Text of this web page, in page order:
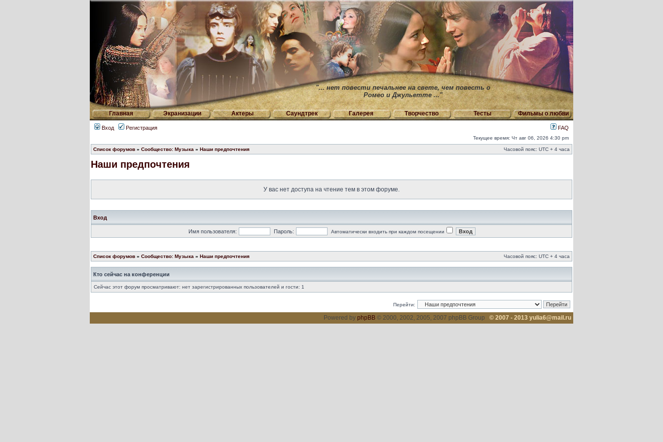
"... нет повести печальнее на свете, чем повесть о
Ромео и Джульетте ..."
Главная Экранизации Актеры Саундтрек Галерея Творчество Тесты Фильмы о любви
Вход Регистрация FAQ
Текущее время: Чт авг 06, 2026 4:30 pm
Список форумов » Сообщество: Музыка » Наши предпочтения Часовой пояс: UTC + 4 часа
Наши предпочтения
У вас нет доступа на чтение тем в этом форуме.
Вход
Имя пользователя: Пароль: Автоматически входить при каждом посещении
Список форумов » Сообщество: Музыка » Наши предпочтения Часовой пояс: UTC + 4 часа
Кто сейчас на конференции
Сейчас этот форум просматривают: нет зарегистрированных пользователей и гости: 1
Перейти:
Powered by phpBB © 2000, 2002, 2005, 2007 phpBB Group © 2007 - 2013 yulia6@mail.ru